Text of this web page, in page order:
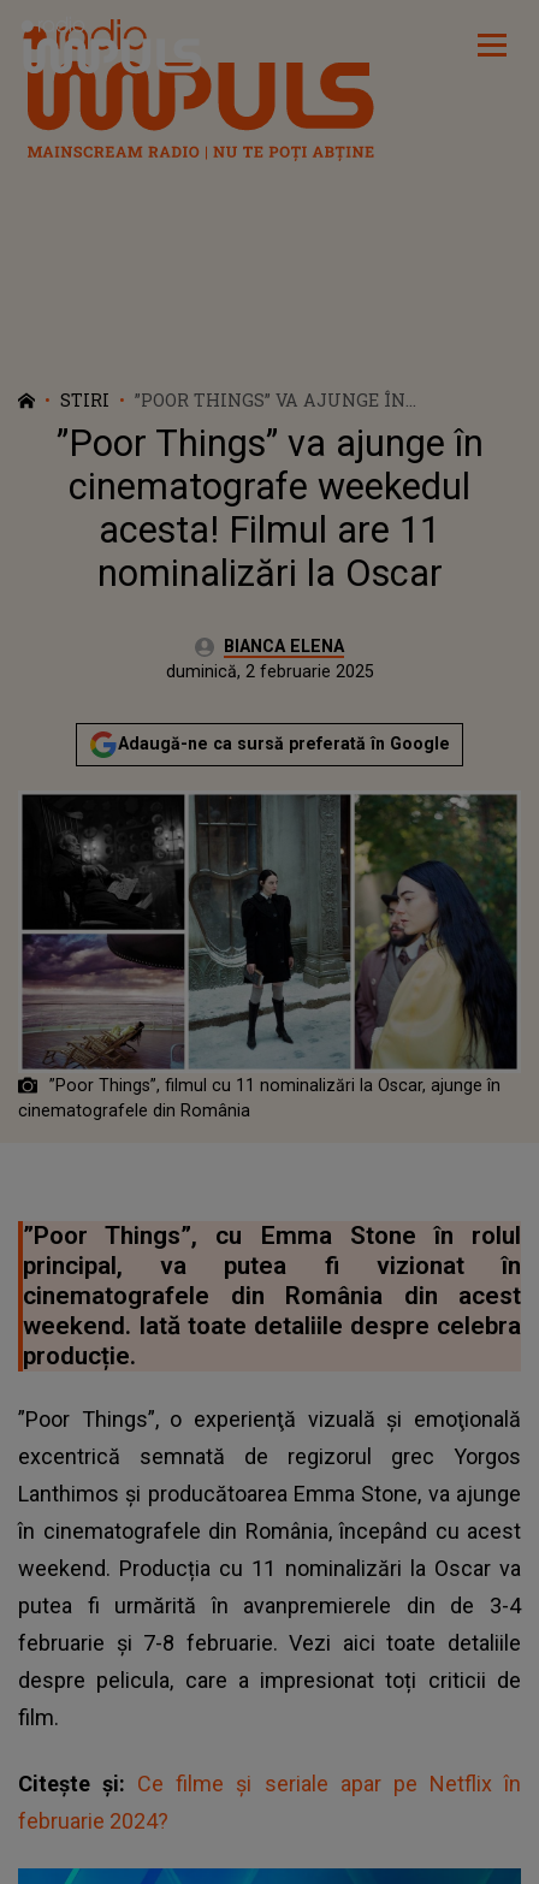
Radio Impuls
STIRI
”POOR THINGS” VA AJUNGE ÎN
CINEMATOGRAFE WEEKEDUL ACESTA!
FILMUL ARE 11 NOMINALIZĂRI LA OSCAR
”Poor Things” va ajunge în
cinematografe weekedul
acesta! Filmul are 11
nominalizări la Oscar
Autor:BIANCA ELENA
vineri, 2 februarie 2024Actualizat:
duminică, 2 februarie 2025
Adaugă-ne ca sursă preferată în Google
”Poor Things”, filmul cu 11 nominalizări la Oscar, ajunge în
cinematografele din România
”Poor Things”, cu Emma Stone în rolul
principal, va putea fi vizionat în
cinematografele din România din acest
weekend. Iată toate detaliile despre celebra
producție.
”Poor Things”, o experienţă vizuală şi emoţională
excentrică semnată de regizorul grec Yorgos
Lanthimos şi producătoarea Emma Stone, va ajunge
în cinematografele din România, începând cu acest
weekend. Producția cu 11 nominalizări la Oscar va
putea fi urmărită în avanpremierele din de 3-4
februarie şi 7-8 februarie. Vezi aici toate detaliile
despre pelicula, care a impresionat toți criticii de
film.
Citește și: Ce filme și seriale apar pe Netflix în
februarie 2024?